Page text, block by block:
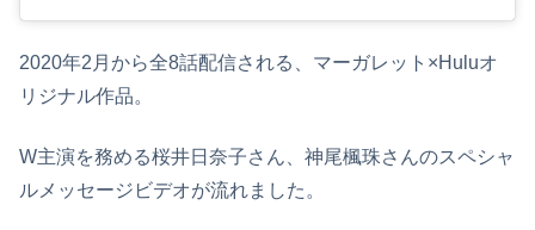
2020年2月から全8話配信される、マーガレット×Huluオ
リジナル作品。
W主演を務める桜井日奈子さん、神尾楓珠さんのスペシャ
ルメッセージビデオが流れました。